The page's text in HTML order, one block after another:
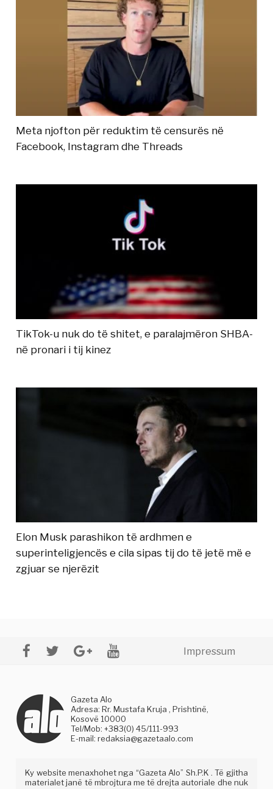
Meta njofton për reduktim të censurës në
Facebook, Instagram dhe Threads
TikTok-u nuk do të shitet, e paralajmëron SHBA-
në pronari i tij kinez
Elon Musk parashikon të ardhmen e
superinteligjencës e cila sipas tij do të jetë më e
zgjuar se njerëzit
Impressum
Gazeta Alo
Adresa: Rr. Mustafa Kruja , Prishtinë,
Kosovë 10000
Tel/Mob: +383(0) 45/111-993
E-mail:redaksia@gazetaalo.com
Ky website menaxhohet nga “Gazeta Alo” Sh.P.K . Të gjitha
materialet janë të mbrojtura me të drejta autoriale dhe nuk